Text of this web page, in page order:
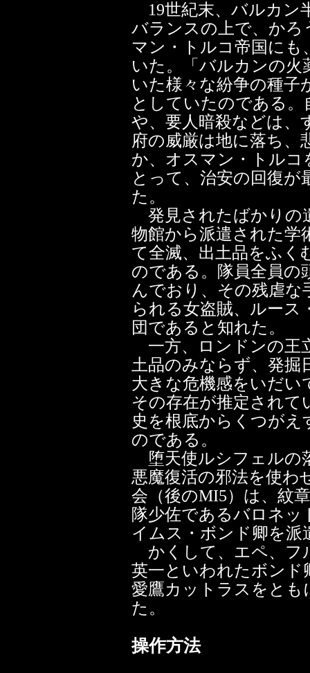
19世紀末、バルカン
バランスの上で、か
マン・トルコ帝国にも
いた。「バルカンの火
いた様々な紛争の種子
としていたのである
や、要人暗殺などは、
府の威厳は地に落ち、
か、オスマン・トルコ
とって、治安の回復が
た。
発見されたばかりの
物館から派遣された学
て全滅、出土品をふく
のである。隊員全員の
んでおり、その残虐な
られる女盗賊、ルー
団であると知れた。
一方、ロンドンの王
土品のみならず、発掘
大きな危機感をいだい
その存在が推定されて
史を根底からくつが
のである。
堕天使ルシフェルの
悪魔復活の邪法を使わ
会（後のMI5）は、紋
隊少佐であるバロネッ
イムス・ボンド卿を
かくして、エペ、フ
英一といわれたボンド
愛鷹カットラスをとも
た。
操作方法